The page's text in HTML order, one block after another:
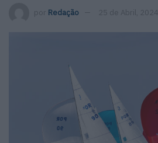
por Redação 25 de Abril, 2024